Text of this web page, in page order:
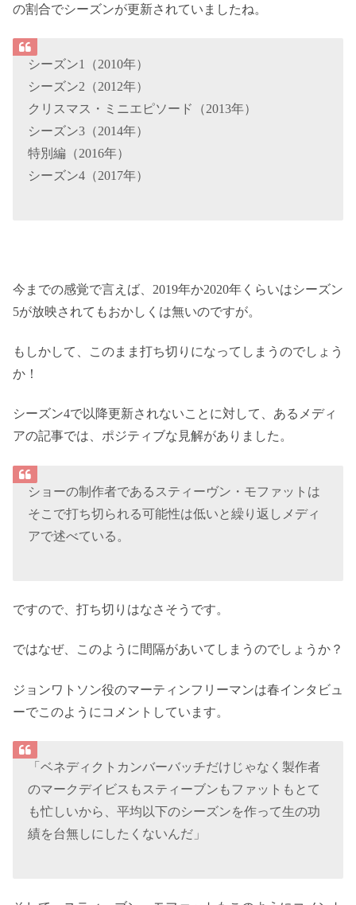
の割合でシーズンが更新されていましたね。
シーズン1（2010年）
シーズン2（2012年）
クリスマス・ミニエピソード（2013年）
シーズン3（2014年）
特別編（2016年）
シーズン4（2017年）
今までの感覚で言えば、2019年か2020年くらいはシーズン
5が放映されてもおかしくは無いのですが。
もしかして、このまま打ち切りになってしまうのでしょう
か！
シーズン4で以降更新されないことに対して、あるメディ
アの記事では、ポジティブな見解がありました。
ショーの制作者であるスティーヴン・モファットは
そこで打ち切られる可能性は低いと繰り返しメディ
アで述べている。
ですので、打ち切りはなさそうです。
ではなぜ、このように間隔があいてしまうのでしょうか？
ジョンワトソン役のマーティンフリーマンは春インタビュ
ーでこのようにコメントしています。
「ベネディクトカンバーバッチだけじゃなく製作者
のマークデイビスもスティーブンもファットもとて
も忙しいから、平均以下のシーズンを作って生の功
績を台無しにしたくないんだ」